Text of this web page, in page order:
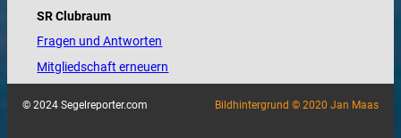
SR Clubraum
Fragen und Antworten
Mitgliedschaft erneuern
© 2024 Segelreporter.com Bildhintergrund © 2020 Jan Maas